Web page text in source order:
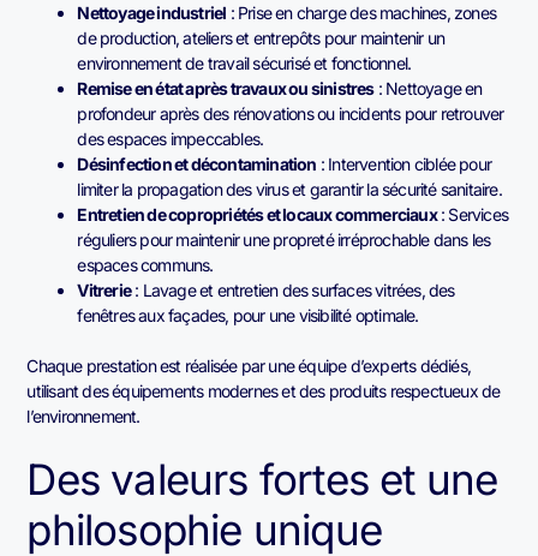
Nettoyage industriel : Prise en charge des machines, zones
de production, ateliers et entrepôts pour maintenir un
environnement de travail sécurisé et fonctionnel.
Remise en état après travaux ou sinistres: Nettoyage en
profondeur après des rénovations ou incidents pour retrouver
des espaces impeccables.
Désinfection et décontamination : Intervention ciblée pour
limiter la propagation des virus et garantir la sécurité sanitaire.
Entretien de copropriétés et locaux commerciaux: Services
réguliers pour maintenir une propreté irréprochable dans les
espaces communs.
Vitrerie: Lavage et entretien des surfaces vitrées, des
fenêtres aux façades, pour une visibilité optimale.
Chaque prestation est réalisée par une équipe d’experts dédiés,
utilisant des équipements modernes et des produits respectueux de
l’environnement.
Des valeurs fortes et une
philosophie unique